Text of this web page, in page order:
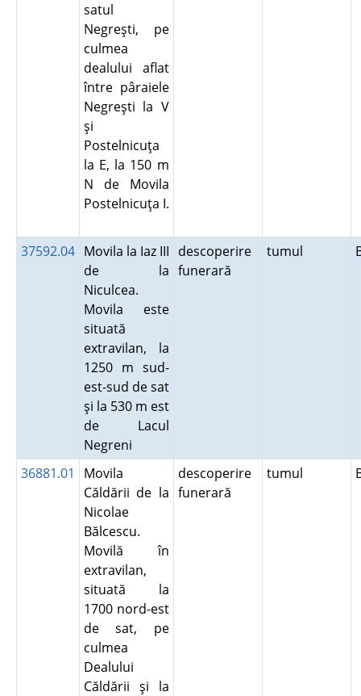
satul
Negreşti, pe
culmea
dealului aflat
între pâraiele
Negreşti la V
şi
Postelnicuţa
la E, la 150 m
N de Movila
Postelnicuţa I.
37592.04 Movila la Iaz III
de la
Niculcea.
Movila este
situată
extravilan, la
1250 m sud-
est-sud de sat
şi la 530 m est
de Lacul
Negreni
descoperire
funerară
tumul
36881.01
Movila
Căldării de la
Nicolae
Bălcescu.
Movilă în
extravilan,
situată la
1700 nord-est
de sat, pe
culmea
Dealului
Căldării şi la
descoperire
funerară
tumul